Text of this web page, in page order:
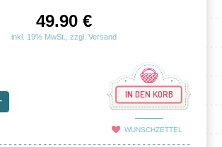
49.90 €
inkl. 19% MwSt., zzgl. Versand
IN DEN KORB
WUNSCHZETTEL